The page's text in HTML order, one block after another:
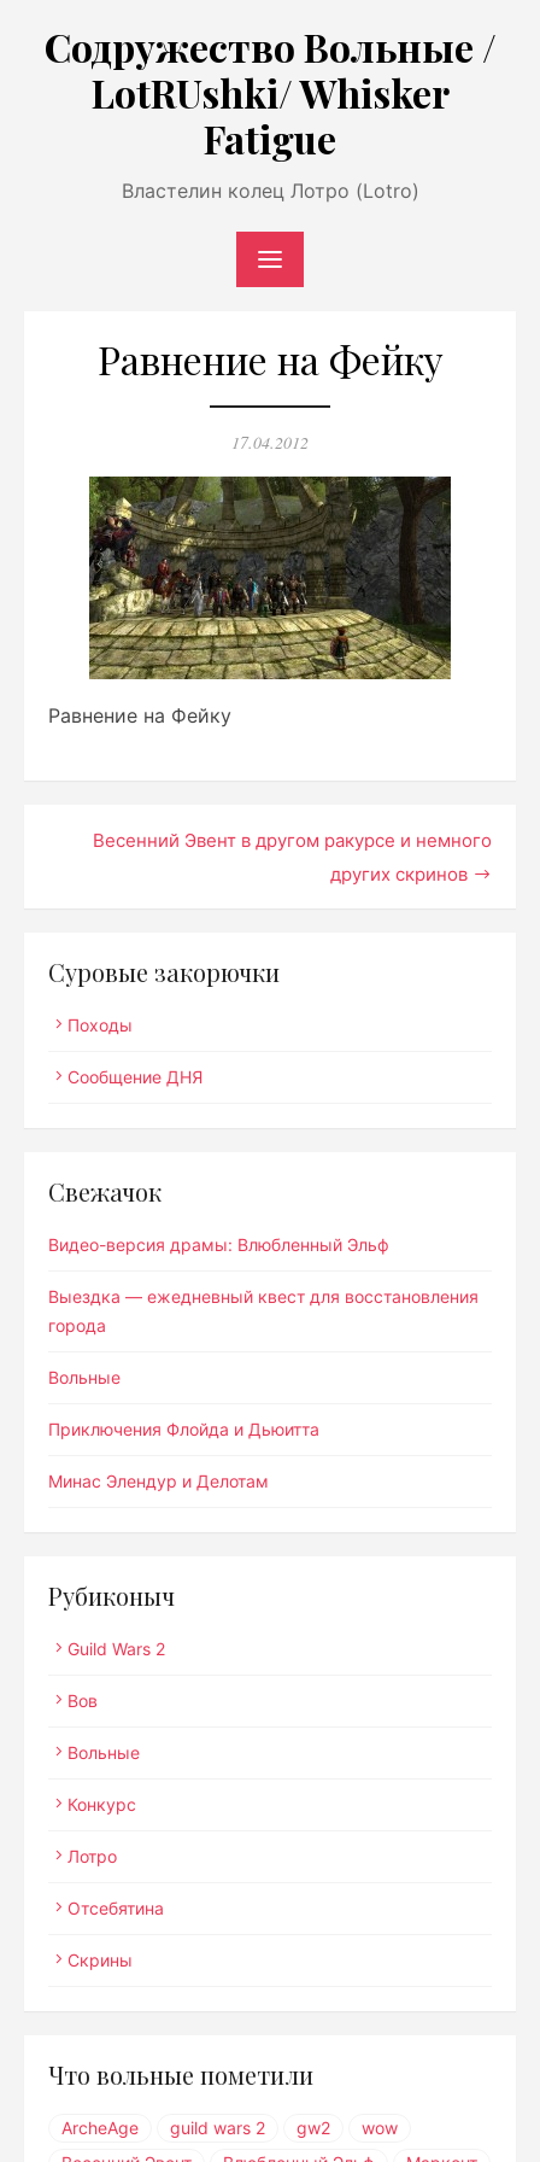
содержимому
Содружество Вольные /
LotRUshki/ Whisker
Fatigue
Властелин колец Лотро (Lotro)
Равнение на Фейку
Опубликовано
17.04.2012
Равнение на Фейку
Навигация
Весенний Эвент в другом ракурсе и немного
других скринов
Суровые закорючки
Походы
Сообщение ДНЯ
Свежачок
Видео-версия драмы: Влюбленный Эльф
Выездка — ежедневный квест для восстановления
города
Вольные
Приключения Флойда и Дьюитта
Минас Элендур и Делотам
Рубиконыч
Guild Wars 2
Вов
Вольные
Конкурс
Лотро
Отсебятина
Скрины
Что вольные пометили
ArcheAge guild wars 2 gw2
wow